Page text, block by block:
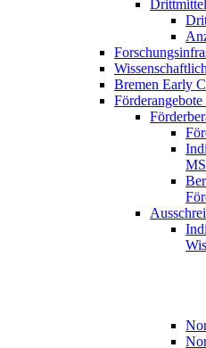
Bremen Early